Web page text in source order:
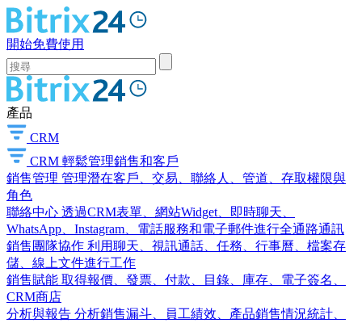
開始免費使用
產品
CRM
CRM 輕鬆管理銷售和客戶
銷售管理 管理潛在客戶、交易、聯絡人、管道、存取權限與
角色
聯絡中心 透過CRM表單、網站Widget、即時聊天、
WhatsApp、Instagram、電話服務和電子郵件進行全通路通訊
銷售團隊協作 利用聊天、視訊通話、任務、行事曆、檔案存
儲、線上文件進行工作
銷售賦能 取得報價、發票、付款、目錄、庫存、電子簽名、
CRM商店
分析與報告 分析銷售漏斗、員工績效、產品銷售情況統計、